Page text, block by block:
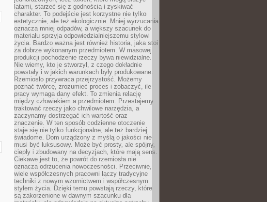
latami, starzeć się z godnością i zyskiwać
charakter. To podejście jest korzystne nie tylko
estetycznie, ale też ekologicznie. Mniej wyrzucania
oznacza mniej odpadów, a większy szacunek do
materiału sprzyja odpowiedzialniejszemu stylowi
życia. Bardzo ważna jest również historia, jaka stoi
za dobrze wykonanym przedmiotem. W masowej
produkcji pochodzenie rzeczy bywa niewidzialne.
Nie wiemy, kto je stworzył, z czego dokładnie
powstały i w jakich warunkach były produkowane.
Rzemiosło przywraca przejrzystość. Możemy
poznać twórcę, zrozumieć proces i zobaczyć, ile
pracy wymaga dany efekt. To zmienia relację
między człowiekiem a przedmiotem. Przestajemy
traktować rzeczy jako chwilowe narzędzia, a
zaczynamy dostrzegać ich wartość oraz
znaczenie. W ten sposób codzienne otoczenie
staje się nie tylko funkcjonalne, ale też bardziej
świadome. Dom urządzony z myślą o jakości nie
musi być luksusowy. Może być prosty, ale spójny,
ciepły i zbudowany na decyzjach, które mają sens.
Ciekawe jest to, że powrót do rzemiosła nie
oznacza odrzucenia nowoczesności. Przeciwnie,
wiele współczesnych pracowni łączy tradycyjne
techniki z nowym wzornictwem i współczesnym
stylem życia. Dzięki temu powstają rzeczy, które
są zakorzenione w dawnym szacunku dla